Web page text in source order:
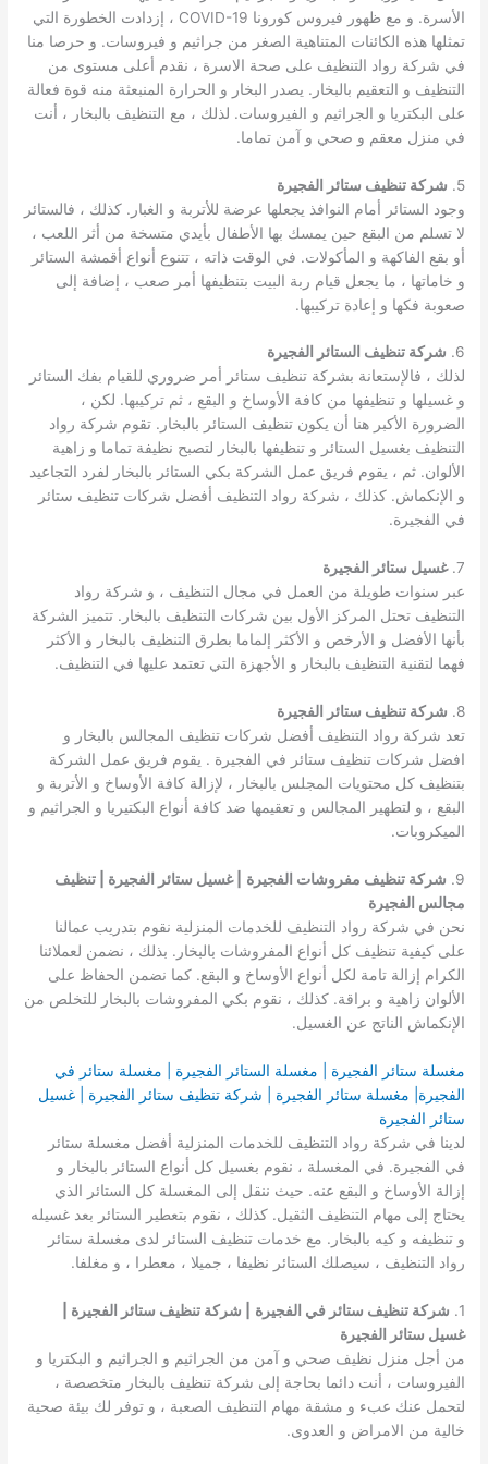
الأسرة. و مع ظهور فيروس كورونا COVID-19 ، إزدادت الخطورة التي
تمثلها هذه الكائنات المتناهية الصغر من جراثيم و فيروسات. و حرصا منا
في شركة رواد التنظيف على صحة الاسرة ، نقدم أعلى مستوى من
التنظيف و التعقيم بالبخار. يصدر البخار و الحرارة المنبعثة منه قوة فعالة
على البكتريا و الجراثيم و الفيروسات. لذلك ، مع التنظيف بالبخار ، أنت
في منزل معقم و صحي و آمن تماما.
5.
شركة تنظيف ستائر الفجيرة
وجود الستائر أمام النوافذ يجعلها عرضة للأتربة و الغبار. كذلك ، فالستائر
لا تسلم من البقع حين يمسك بها الأطفال بأيدي متسخة من أثر اللعب ،
أو بقع الفاكهة و المأكولات. في الوقت ذاته ، تتنوع أنواع أقمشة الستائر
و خاماتها ، ما يجعل قيام ربة البيت بتنظيفها أمر صعب ، إضافة إلى
صعوبة فكها و إعادة تركيبها.
6.
شركة تنظيف الستائر الفجيرة
لذلك ، فالإستعانة بشركة تنظيف ستائر أمر ضروري للقيام بفك الستائر
و غسيلها و تنظيفها من كافة الأوساخ و البقع ، ثم تركيبها. لكن ،
الضرورة الأكبر هنا أن يكون تنظيف الستائر بالبخار. تقوم شركة رواد
التنظيف بغسيل الستائر و تنظيفها بالبخار لتصبح نظيفة تماما و زاهية
الألوان. ثم ، يقوم فريق عمل الشركة بكي الستائر بالبخار لفرد التجاعيد
و الإنكماش. كذلك ، شركة رواد التنظيف أفضل شركات تنظيف ستائر
في الفجيرة.
7. غسيل ستائر الفجيرة
عبر سنوات طويلة من العمل في مجال التنظيف ، و شركة رواد
التنظيف تحتل المركز الأول بين شركات التنظيف بالبخار. تتميز الشركة
بأنها الأفضل و الأرخص و الأكثر إلماما بطرق التنظيف بالبخار و الأكثر
فهما لتقنية التنظيف بالبخار و الأجهزة التي تعتمد عليها في التنظيف.
8.
شركة تنظيف ستائر الفجيرة
تعد شركة رواد التنظيف أفضل شركات تنظيف المجالس بالبخار و
افضل شركات تنظيف ستائر في الفجيرة . يقوم فريق عمل الشركة
بتنظيف كل محتويات المجلس بالبخار ، لإزالة كافة الأوساخ و الأتربة و
البقع ، و لتطهير المجالس و تعقيمها ضد كافة أنواع البكتيريا و الجراثيم و
الميكروبات.
9. شركة تنظيف مفروشات الفجيرة
| غسيل ستائر الفجيرة | تنظيف
مجالس الفجيرة
نحن في شركة رواد التنظيف للخدمات المنزلية نقوم بتدريب عمالنا
على كيفية تنظيف كل أنواع المفروشات بالبخار. بذلك ، نضمن لعملائنا
الكرام إزالة تامة لكل أنواع الأوساخ و البقع. كما نضمن الحفاظ على
الألوان زاهية و براقة. كذلك ، نقوم بكي المفروشات بالبخار للتخلص من
الإنكماش الناتج عن الغسيل.
مغسلة ستائر الفجيرة | مغسلة الستائر الفجيرة | مغسلة ستائر في
الفجيرة| مغسلة ستائر الفجيرة | شركة تنظيف ستائر الفجيرة | غسيل
ستائر الفجيرة
لدينا في شركة رواد التنظيف للخدمات المنزلية أفضل مغسلة ستائر
في الفجيرة. في المغسلة ، نقوم بغسيل كل أنواع الستائر بالبخار و
إزالة الأوساخ و البقع عنه. حيث ننقل إلى المغسلة كل الستائر الذي
يحتاج إلى مهام التنظيف الثقيل. كذلك ، نقوم بتعطير الستائر بعد غسيله
و تنظيفه و كيه بالبخار. مع خدمات تنظيف الستائر لدى مغسلة ستائر
رواد التنظيف ، سيصلك الستائر نظيفا ، جميلا ، معطرا ، و مغلفا.
1. شركة تنظيف ستائر في الفجيرة
| شركة تنظيف ستائر الفجيرة |
غسيل ستائر الفجيرة
من أجل منزل نظيف صحي و آمن من الجراثيم و الجراثيم و البكتريا و
الفيروسات ، أنت دائما بحاجة إلى شركة تنظيف بالبخار متخصصة ،
لتحمل عنك عبء و مشقة مهام التنظيف الصعبة ، و توفر لك بيئة صحية
خالية من الامراض و العدوى.